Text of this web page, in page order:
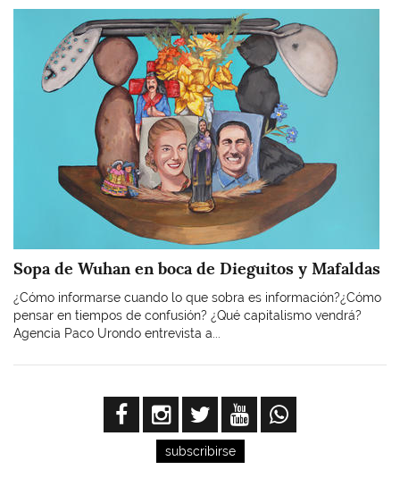
Sopa de Wuhan en boca de Dieguitos y Mafaldas
¿Cómo informarse cuando lo que sobra es información?¿Cómo
pensar en tiempos de confusión? ¿Qué capitalismo vendrá?
Agencia Paco Urondo entrevista a...
subscribirse